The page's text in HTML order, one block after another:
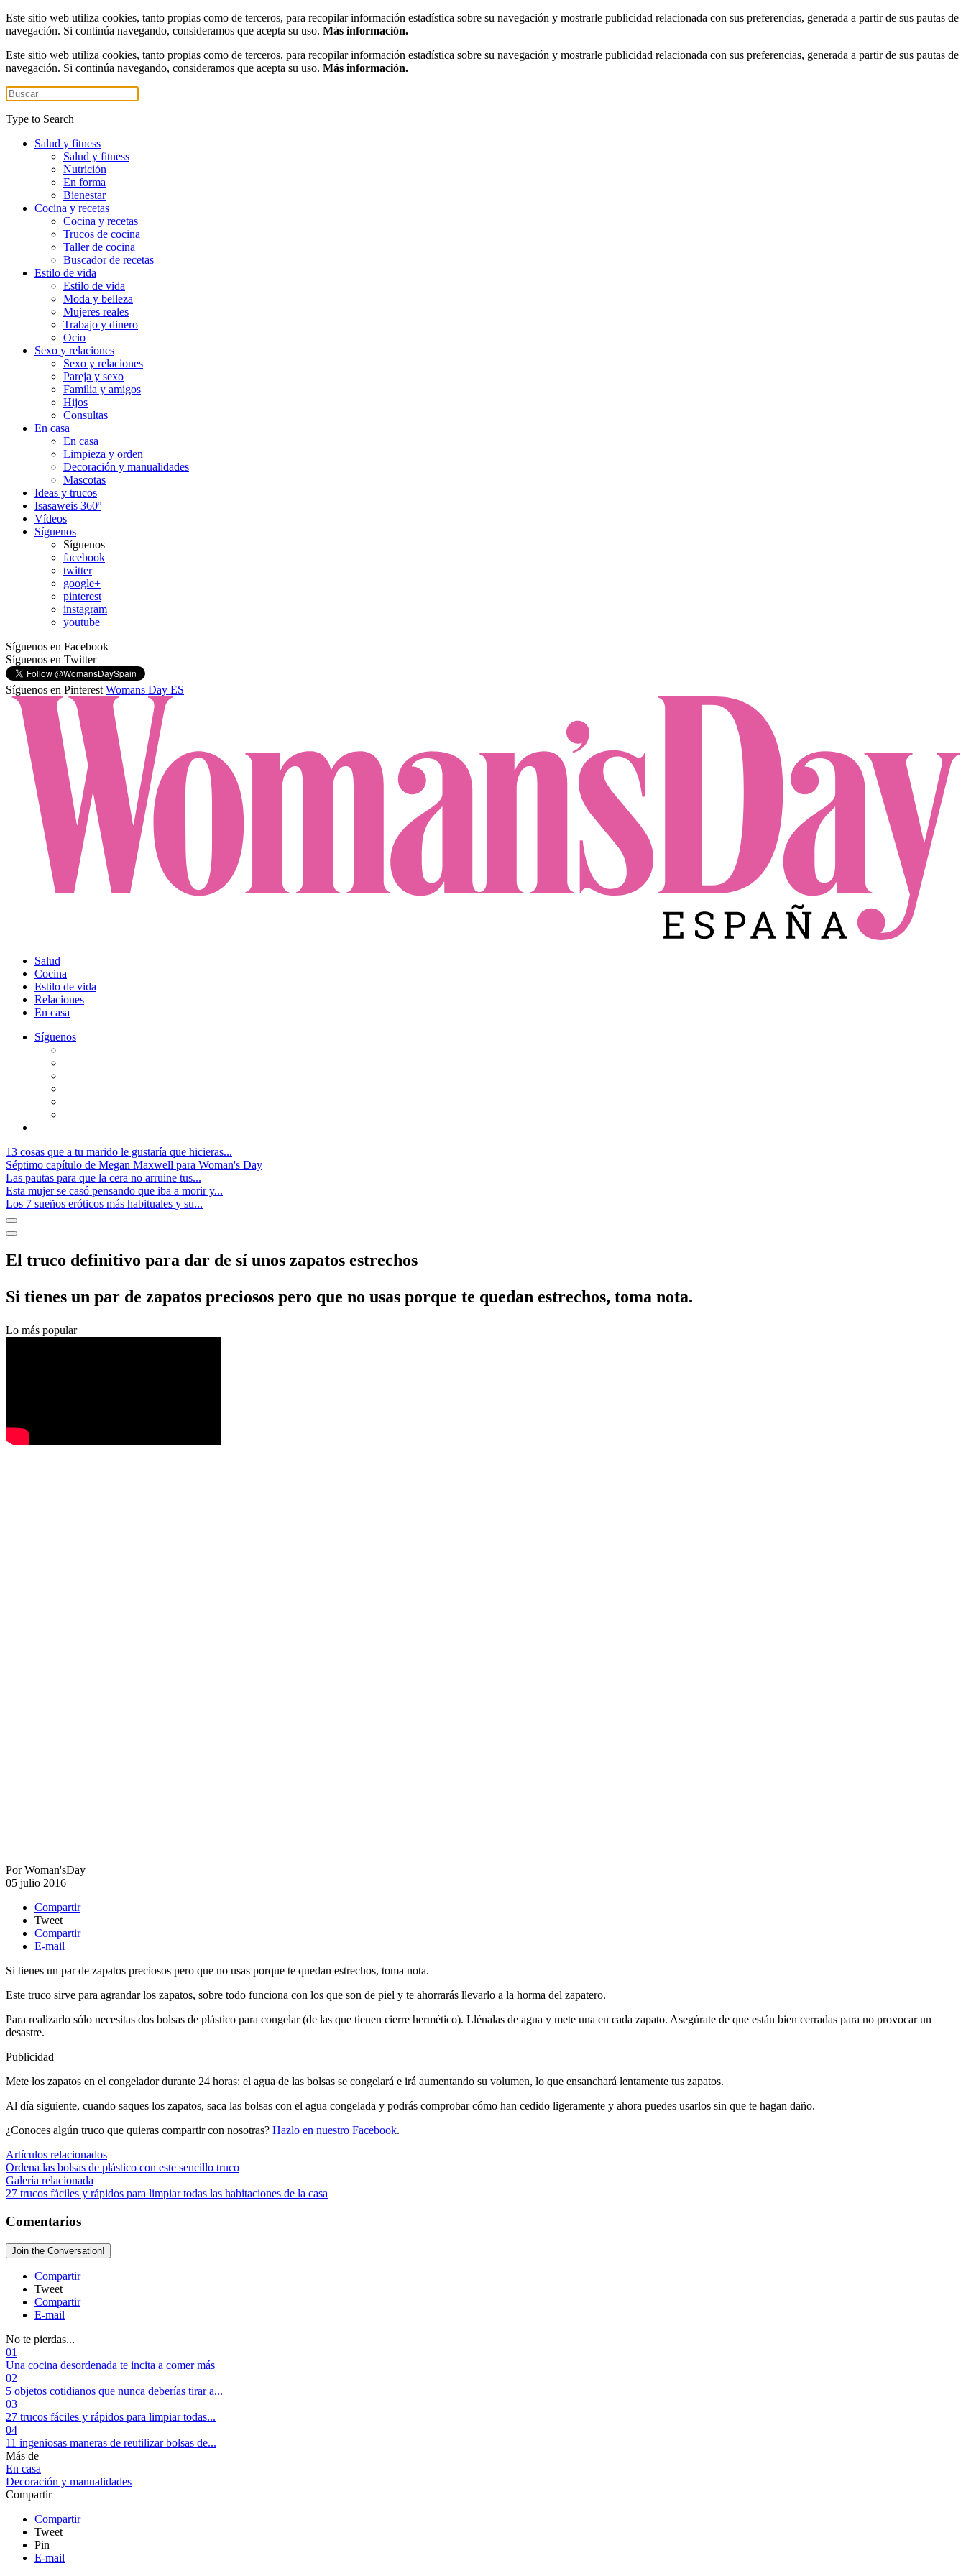
Este sitio web utiliza cookies, tanto propias como de terceros, para recopilar información estadística sobre su navegación y mostrarle publicidad relacionada con sus preferencias, generada a partir de sus pautas de
navegación. Si continúa navegando, consideramos que acepta su uso. Más información.
Este sitio web utiliza cookies, tanto propias como de terceros, para recopilar información estadística sobre su navegación y mostrarle publicidad relacionada con sus preferencias, generada a partir de sus pautas de
navegación. Si continúa navegando, consideramos que acepta su uso. Más información.
Type to Search
Salud y fitness
Salud y fitness
Nutrición
En forma
Bienestar
Cocina y recetas
Cocina y recetas
Trucos de cocina
Taller de cocina
Buscador de recetas
Estilo de vida
Estilo de vida
Moda y belleza
Mujeres reales
Trabajo y dinero
Ocio
Sexo y relaciones
Sexo y relaciones
Pareja y sexo
Familia y amigos
Hijos
Consultas
En casa
En casa
Limpieza y orden
Decoración y manualidades
Mascotas
Ideas y trucos
Isasaweis 360º
Vídeos
Síguenos
Síguenos
facebook
twitter
google+
pinterest
instagram
youtube
Síguenos en Facebook
Síguenos en Twitter
Síguenos en Pinterest Womans Day ES
Salud
Cocina
Estilo de vida
Relaciones
En casa
Síguenos
13 cosas que a tu marido le gustaría que hicieras...
Séptimo capítulo de Megan Maxwell para Woman's Day
Las pautas para que la cera no arruine tus...
Esta mujer se casó pensando que iba a morir y...
Los 7 sueños eróticos más habituales y su...
El truco definitivo para dar de sí unos zapatos estrechos
​Si tienes un par de zapatos preciosos pero que no usas porque te quedan estrechos, toma nota.
Lo más popular
PorWoman'sDay
05 julio 2016
Compartir
Tweet
Compartir
E-mail
Si tienes un par de zapatos preciosos pero que no usas porque te quedan estrechos, toma nota.
Este truco sirve para agrandar los zapatos, sobre todo funciona con los que son de piel y te ahorrarás llevarlo a la horma del zapatero.
Para realizarlo sólo necesitas dos bolsas de plástico para congelar (de las que tienen cierre hermético). Llénalas de agua y mete una en cada zapato. Asegúrate de que están bien cerradas para no provocar un
desastre.
Publicidad
Mete los zapatos en el congelador durante 24 horas: el agua de las bolsas se congelará e irá aumentando su volumen, lo que ensanchará lentamente tus zapatos.
Al día siguiente, cuando saques los zapatos, saca las bolsas con el agua congelada y podrás comprobar cómo han cedido ligeramente y ahora puedes usarlos sin que te hagan daño.
¿Conoces algún truco que quieras compartir con nosotras? Hazlo en nuestro Facebook.
Artículos relacionados
Ordena las bolsas de plástico con este sencillo truco
Galería relacionada
27 trucos fáciles y rápidos para limpiar todas las habitaciones de la casa
Comentarios
Join the Conversation!
Compartir
Tweet
Compartir
E-mail
No te pierdas...
01
Una cocina desordenada te incita a comer más
02
5 objetos cotidianos que nunca deberías tirar a...
03
27 trucos fáciles y rápidos para limpiar todas...
04
11 ingeniosas maneras de reutilizar bolsas de...
Más de
En casa
Decoración y manualidades
Compartir
Compartir
Tweet
Pin
E-mail